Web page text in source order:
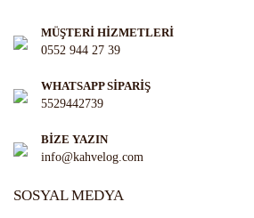
MÜŞTERİ HİZMETLERİ
0552 944 27 39
WHATSAPP SİPARİŞ
5529442739
BİZE YAZIN
info@kahvelog.com
SOSYAL MEDYA